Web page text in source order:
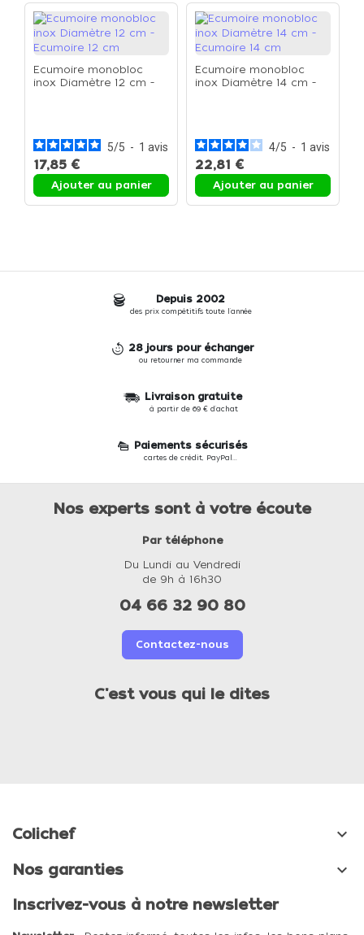
Ecumoire monobloc
inox Diamètre 12 cm -
5/5 - 1 avis
17,85 €
Ajouter au panier
Ecumoire monobloc
inox Diamètre 14 cm -
4/5 - 1 avis
22,81 €
Ajouter au panier
Depuis 2002
des prix compétitifs toute l'année
28 jours pour échanger
ou retourner ma commande
Livraison gratuite
à partir de 69 € d'achat
Paiements sécurisés
cartes de crédit, PayPal...
Nos experts sont à votre écoute
Par téléphone
Du Lundi au Vendredi
de 9h à 16h30
04 66 32 90 80
Contactez-nous
C'est vous qui le dites
Colichef 
Nos garanties 
Inscrivez-vous à notre newsletter